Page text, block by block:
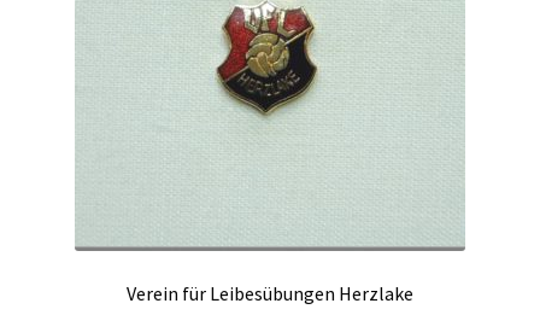
Verein für Leibesübungen Herzlake